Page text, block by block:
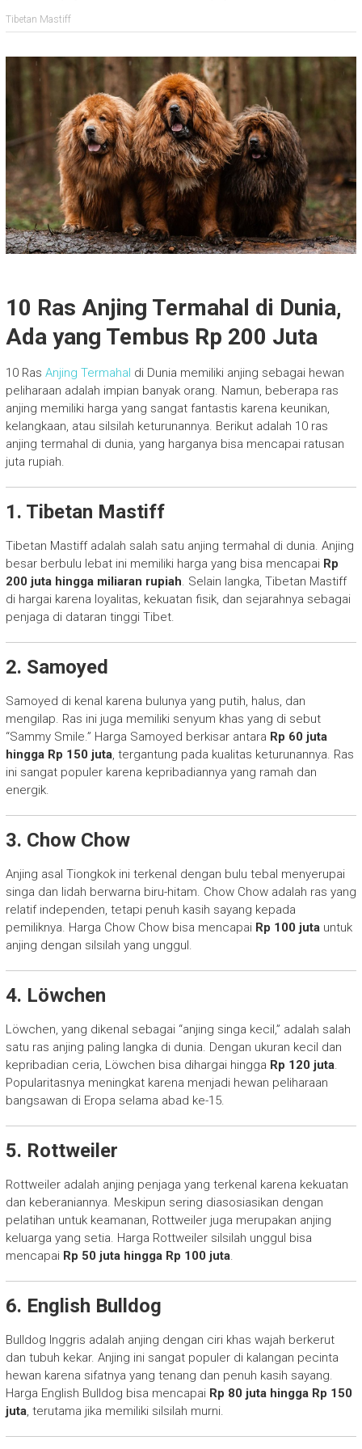
Tibetan Mastiff
10 Ras Anjing Termahal di Dunia,
Ada yang Tembus Rp 200 Juta
10 Ras Anjing Termahal di Dunia memiliki anjing sebagai hewan
peliharaan adalah impian banyak orang. Namun, beberapa ras
anjing memiliki harga yang sangat fantastis karena keunikan,
kelangkaan, atau silsilah keturunannya. Berikut adalah 10 ras
anjing termahal di dunia, yang harganya bisa mencapai ratusan
juta rupiah.
1. Tibetan Mastiff
Tibetan Mastiff adalah salah satu anjing termahal di dunia. Anjing
besar berbulu lebat ini memiliki harga yang bisa mencapai Rp
200 juta hingga miliaran rupiah. Selain langka, Tibetan Mastiff
di hargai karena loyalitas, kekuatan fisik, dan sejarahnya sebagai
penjaga di dataran tinggi Tibet.
2. Samoyed
Samoyed di kenal karena bulunya yang putih, halus, dan
mengilap. Ras ini juga memiliki senyum khas yang di sebut
“Sammy Smile.” Harga Samoyed berkisar antara Rp 60 juta
hingga Rp 150 juta, tergantung pada kualitas keturunannya. Ras
ini sangat populer karena kepribadiannya yang ramah dan
energik.
3. Chow Chow
Anjing asal Tiongkok ini terkenal dengan bulu tebal menyerupai
singa dan lidah berwarna biru-hitam. Chow Chow adalah ras yang
relatif independen, tetapi penuh kasih sayang kepada
pemiliknya. Harga Chow Chow bisa mencapai Rp 100 jutauntuk
anjing dengan silsilah yang unggul.
4. Löwchen
Löwchen, yang dikenal sebagai “anjing singa kecil,” adalah salah
satu ras anjing paling langka di dunia. Dengan ukuran kecil dan
kepribadian ceria, Löwchen bisa dihargai hingga Rp 120 juta.
Popularitasnya meningkat karena menjadi hewan peliharaan
bangsawan di Eropa selama abad ke-15.
5. Rottweiler
Rottweiler adalah anjing penjaga yang terkenal karena kekuatan
dan keberaniannya. Meskipun sering diasosiasikan dengan
pelatihan untuk keamanan, Rottweiler juga merupakan anjing
keluarga yang setia. Harga Rottweiler silsilah unggul bisa
mencapai Rp 50 juta hingga Rp 100 juta.
6. English Bulldog
Bulldog Inggris adalah anjing dengan ciri khas wajah berkerut
dan tubuh kekar. Anjing ini sangat populer di kalangan pecinta
hewan karena sifatnya yang tenang dan penuh kasih sayang.
Harga English Bulldog bisa mencapai Rp 80 juta hingga Rp 150
juta, terutama jika memiliki silsilah murni.